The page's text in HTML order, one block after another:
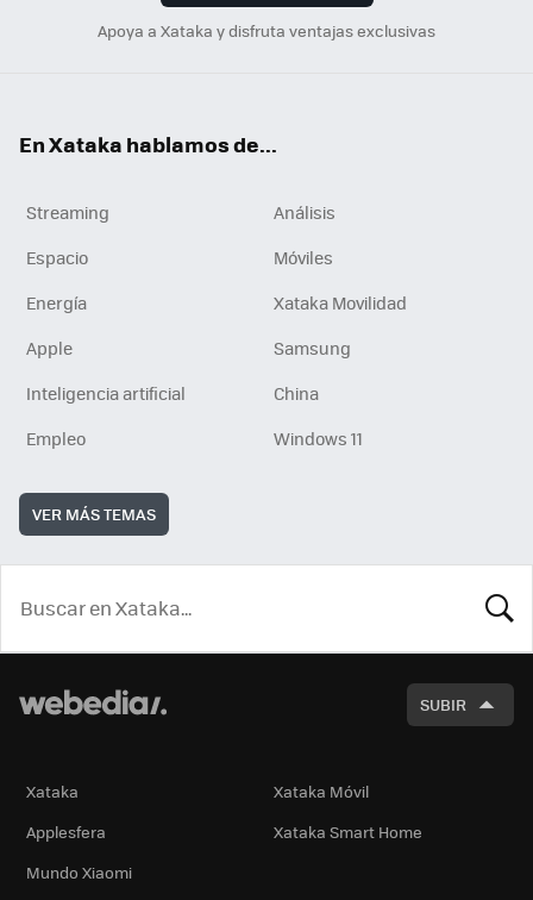
Apoya a Xataka y disfruta ventajas exclusivas
En Xataka hablamos de...
Streaming
Análisis
Espacio
Móviles
Energía
Xataka Movilidad
Apple
Samsung
Inteligencia artificial
China
Empleo
Windows 11
VER MÁS TEMAS
SUBIR
Xataka
Xataka Móvil
Applesfera
Xataka Smart Home
Mundo Xiaomi